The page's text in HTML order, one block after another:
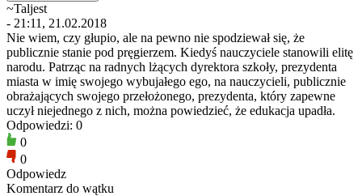
~Taljest
- 21:11, 21.02.2018
Nie wiem, czy głupio, ale na pewno nie spodziewał się, że
publicznie stanie pod pręgierzem. Kiedyś nauczyciele stanowili elitę
narodu. Patrząc na radnych lżących dyrektora szkoły, prezydenta
miasta w imię swojego wybujałego ego, na nauczycieli, publicznie
obrażających swojego przełożonego, prezydenta, który zapewne
uczył niejednego z nich, można powiedzieć, że edukacja upadła.
Odpowiedzi: 0
0
0
Odpowiedz
Komentarz do wątku